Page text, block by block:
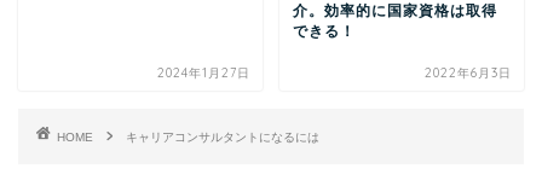
2024年1月27日
介。効率的に国家資格は取得
できる！
2022年6月3日
HOME キャリアコンサルタントになるには